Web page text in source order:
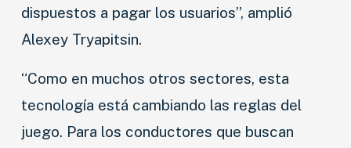
dispuestos a pagar los usuarios”, amplió
Alexey Tryapitsin.
“Como en muchos otros sectores, esta
tecnología está cambiando las reglas del
juego. Para los conductores que buscan